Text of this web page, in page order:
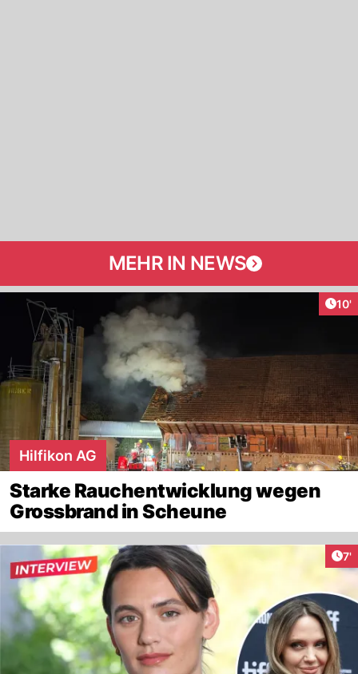
MEHR IN NEWS
10'
Hilfikon AG
Starke Rauchentwicklung wegen
Grossbrand in Scheune
7'